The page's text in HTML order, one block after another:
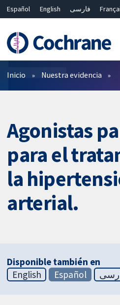
Español English فارسی
Bahasa Malaysia
ไทย 繁體中文
Filtros
Inicio Nuestra evidencia
Agonistas
para el
la
arterial.
Disponible también en
English
Español